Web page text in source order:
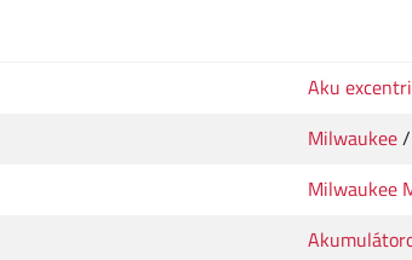
Aku
Milwaukee/
Milwaukee